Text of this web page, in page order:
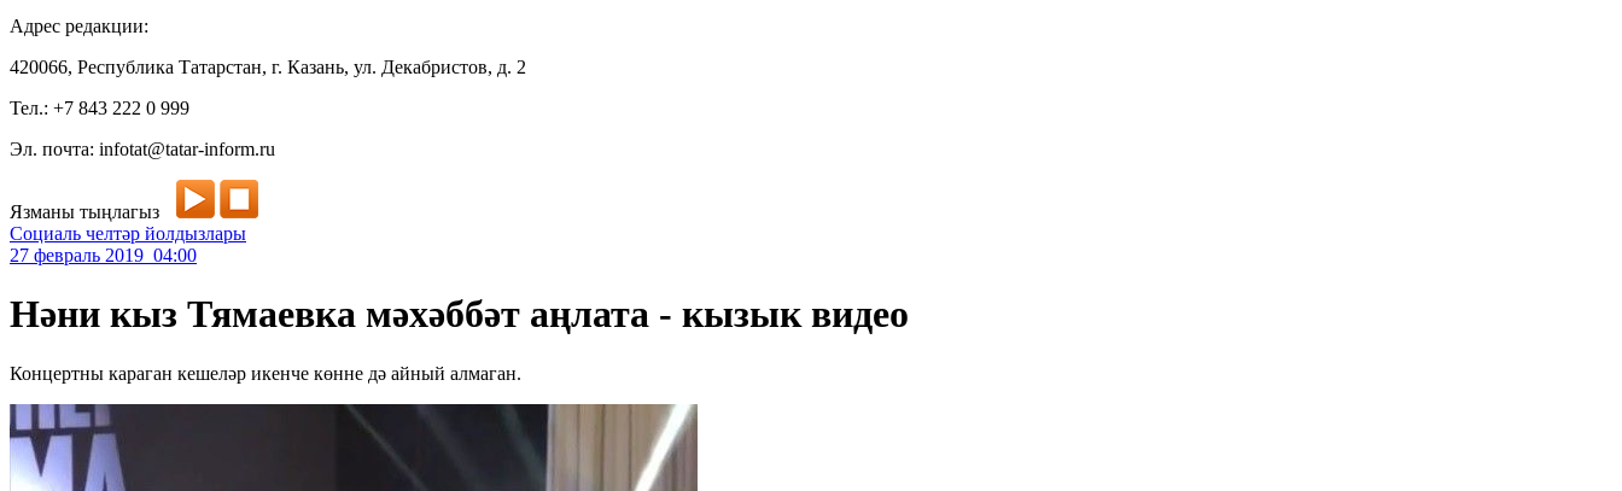
Адрес редакции:
420066, Республика Татарстан, г. Казань, ул. Декабристов, д. 2
Тел.: +7 843 222 0 999
Эл. почта: infotat@tatar-inform.ru
Язманы тыңлагыз
Социаль челтәр йолдызлары
27 февраль 2019 04:00
Нәни кыз Тямаевка мәхәббәт аңлата - кызык видео
Концертны караган кешеләр икенче көнне дә айный алмаган.